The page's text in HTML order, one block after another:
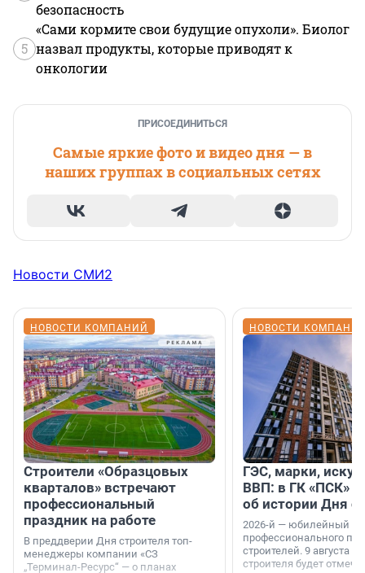
безопасность
5
«Сами кормите свои будущие опухоли». Биолог
назвал продукты, которые приводят к
онкологии
ПРИСОЕДИНИТЬСЯ
Самые яркие фото и видео дня — в
наших группах в социальных сетях
Новости СМИ2
НОВОСТИ КОМПАНИЙ
Строители «Образцовых
кварталов» встречают
профессиональный
праздник на работе
В преддверии Дня строителя топ-
менеджеры компании «СЗ
„Терминал-Ресурс“ — о планах
НОВОСТИ
ГЭС, марки,
ВВП: в ГК «ПСК»
об истории Дня
2026-й — юбилейный
профессионального
строителей. 9 августа
строителя будет